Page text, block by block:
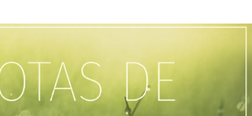
e
b
l
o
s
d
e